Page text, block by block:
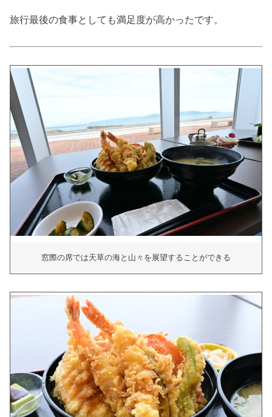
旅行最後の食事としても満足度が高かったです。
窓際の席では天草の海と山々を展望することができる